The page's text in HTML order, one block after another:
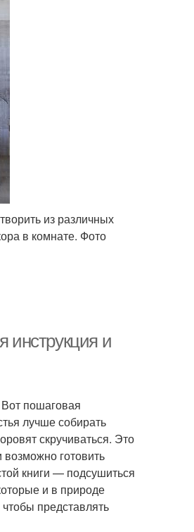
из различных
в комнате. Фото
инструкция и
пошаговая
лучше собирать
скручиваться. Это
возможно готовить
книги — подсушиться
и в природе
представлять